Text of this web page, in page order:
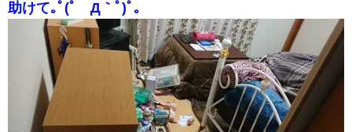
助けて｡ﾟ(ﾟ´Д｀ﾟ)ﾟ｡